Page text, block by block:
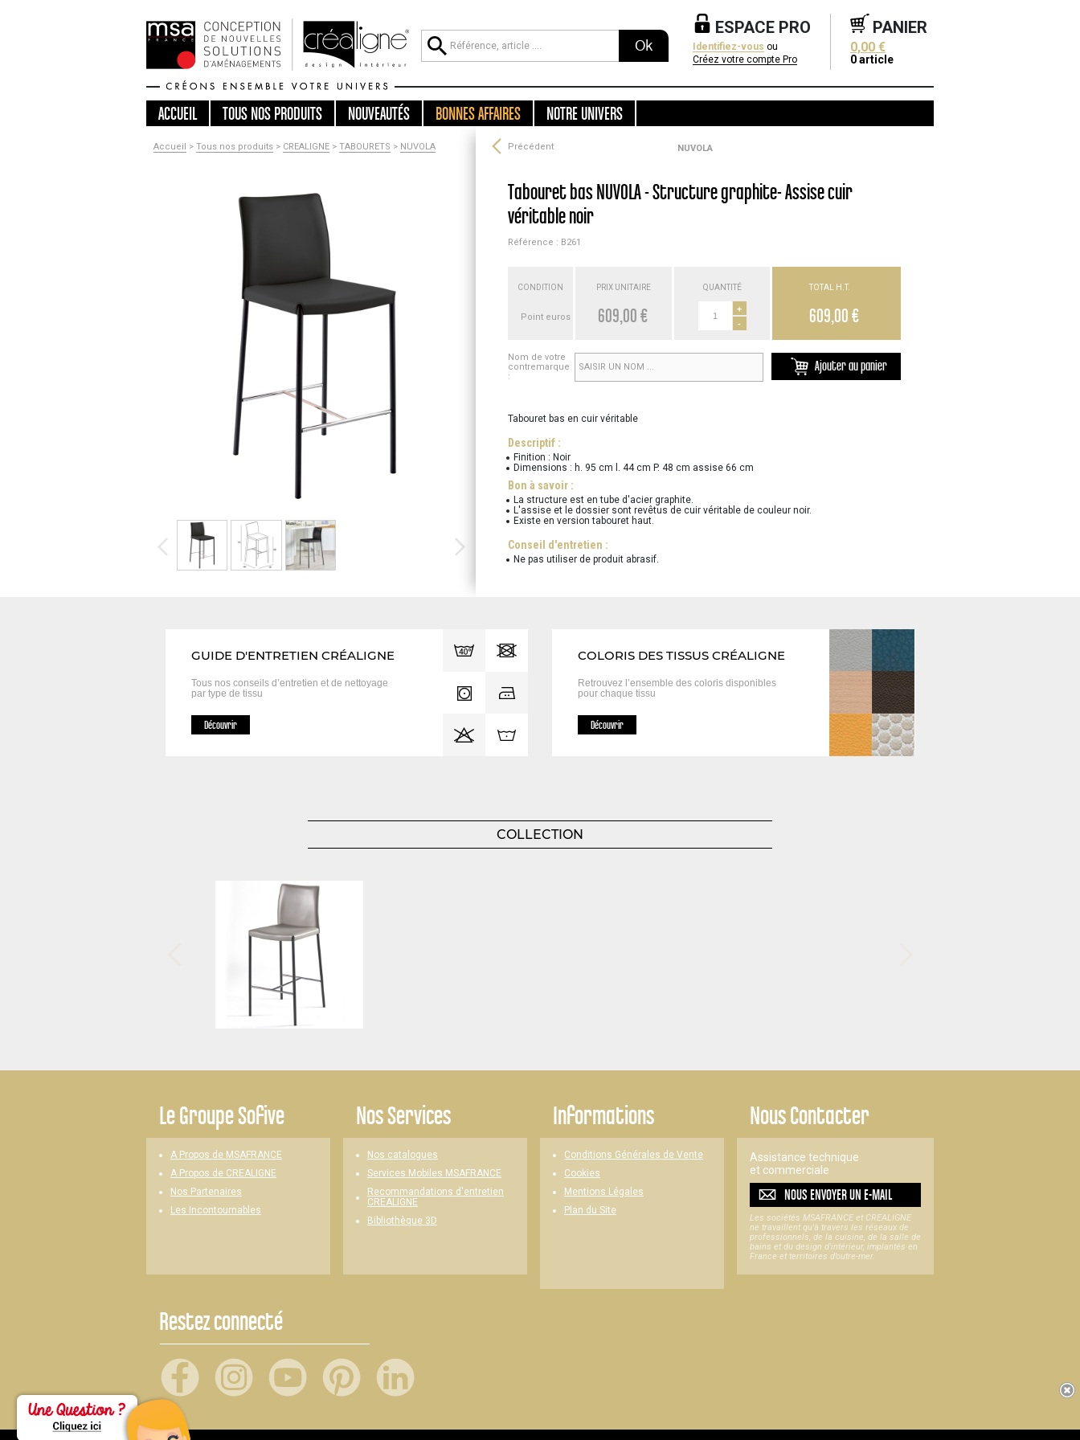
Ok
ESPACE PRO
Identifiez-vous ou
Créez votre compte Pro
PANIER
0,00 €
0article
ACCUEIL TOUSNOS PRODUITS NOUVEAUTÉS BONNES AFFAIRES NOTRE UNIVERS
Accueil > Tous nos produits> CREALIGNE> TABOURETS > NUVOLA Précédent NUVOLA
Tabouret bas NUVOLA - Structure graphite- Assise cuir
véritable noir
Référence : B261
CONDITION
Point euros
PRIX UNITAIRE
609,00 €
QUANTITÉ
+
-
TOTAL H.T.
609,00 €
Nom de votre
contremarque
:
Ajouter au panier
Tabouret bas en cuir véritable
Descriptif :
Finition : Noir
Dimensions : h. 95 cm l. 44 cm P. 48 cm assise 66 cm
Bon à savoir :
La structure est en tube d'acier graphite.
L'assise et le dossier sont revêtus de cuir véritable de couleur noir.
Existe en version tabouret haut.
Conseil d'entretien :
Ne pas utiliser de produit abrasif.
GUIDE D'ENTRETIEN CRÉALIGNE
Tous nos conseils d’entretien et de nettoyage
par type de tissu
Découvrir
COLORIS DES TISSUS CRÉALIGNE
Retrouvez l’ensemble des coloris disponibles
pour chaque tissu
Découvrir
COLLECTION
LeGroupe Sofive
A Propos de MSAFRANCE
A Propos de CREALIGNE
Nos Partenaires
Les Incontournables
Nos Services
Nos catalogues
Services Mobiles MSAFRANCE
Recommandations d'entretien
CREALIGNE
Bibliothèque 3D
Informations
Conditions Générales de Vente
Cookies
Mentions Légales
Plan du Site
Nous Contacter
Assistance technique
et commerciale
NOUS ENVOYER UNE-MAIL
Les sociétés MSAFRANCE et CREALIGNE
ne travaillent qu'à travers les réseaux de
professionnels, de la cuisine, de la salle de
bains et du design d'intérieur, implantés en
France et territoires d’outre-mer.
Restez connecté